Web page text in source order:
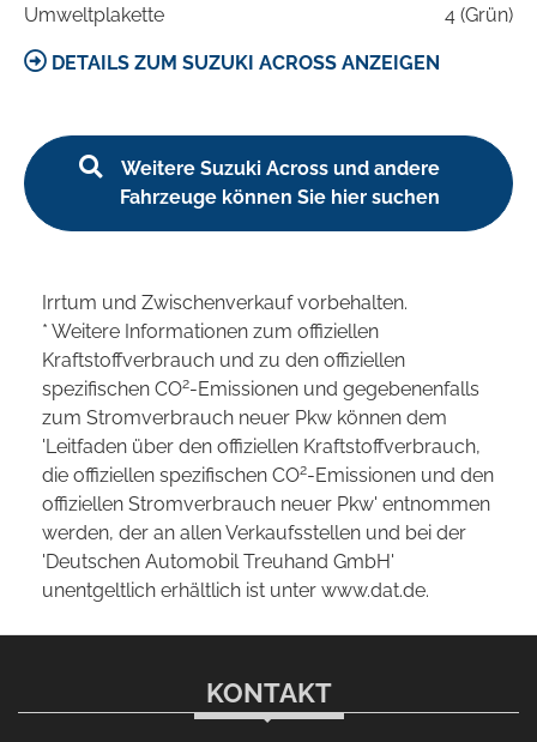
Umweltplakette
4 (Grün)
DETAILS ZUM SUZUKI ACROSS ANZEIGEN
Weitere Suzuki Across und andere
Fahrzeuge können Sie hier suchen
Irrtum und Zwischenverkauf vorbehalten.
* Weitere Informationen zum offiziellen
Kraftstoffverbrauch und zu den offiziellen
spezifischen CO2-Emissionen und gegebenenfalls
zum Stromverbrauch neuer Pkw können dem
'Leitfaden über den offiziellen Kraftstoffverbrauch,
die offiziellen spezifischen CO2-Emissionen und den
offiziellen Stromverbrauch neuer Pkw' entnommen
werden, der an allen Verkaufsstellen und bei der
'Deutschen Automobil Treuhand GmbH'
unentgeltlich erhältlich ist unter www.dat.de.
KONTAKT